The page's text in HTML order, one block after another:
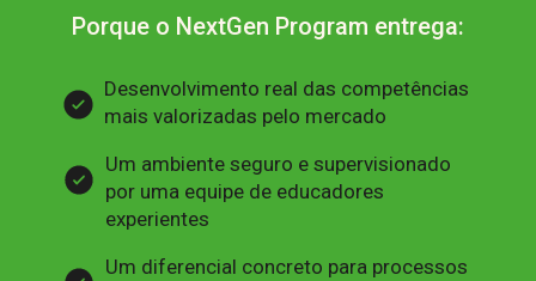
Porque o NextGen Program entrega:
Desenvolvimento real das competências
mais valorizadas pelo mercado
Um ambiente seguro e supervisionado
por uma equipe de educadores
experientes
Um diferencial concreto para processos